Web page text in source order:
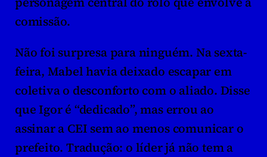
comissão.
Não foi surpresa para ninguém. Na sexta-
feira, Mabel havia deixado escapar em
coletiva o desconforto com o aliado. Disse
que Igor é “dedicado”, mas errou ao
assinar a CEI sem ao menos comunicar o
prefeito. Tradução: o líder já não tem a